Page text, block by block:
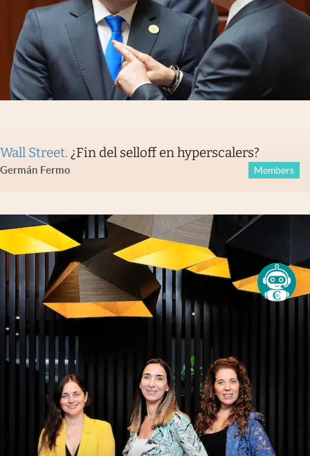
Wall Street. ¿Fin del selloff en hyperscalers?
Germán Fermo Members